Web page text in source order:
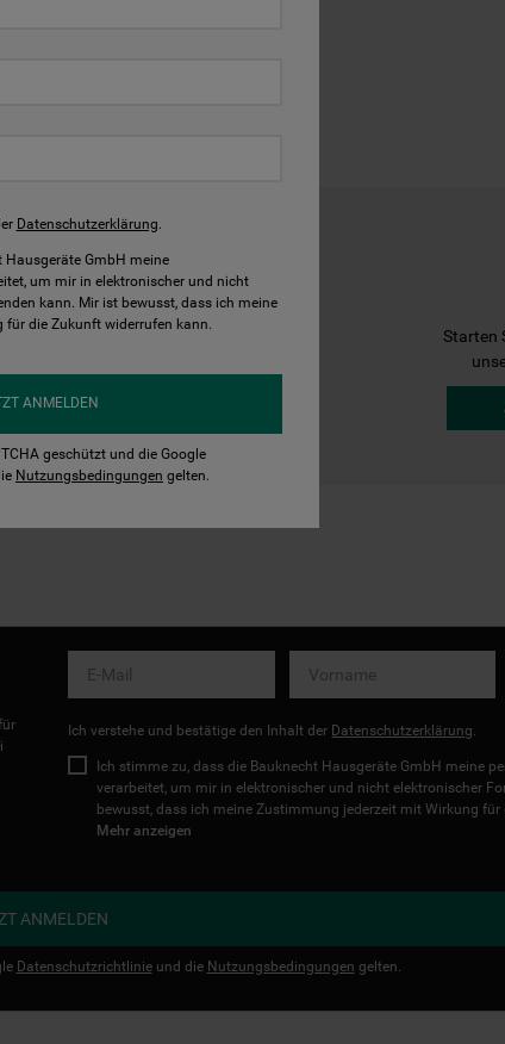
Kontakt
Starten
Ich verstehe und bestätige den Inhalt der Datenschutzerklärung
Ich stimme zu, dass die Bauknecht Hausgeräte GmbH meine
verarbeitet, um mir in elektronischer und nicht elektronischer
bewusst, dass ich meine Zustimmung jederzeit mit Wirkung für
Mehr anzeigen
ANMELDEN
Datenschutzrichtlinieund die Nutzungsbedingungen gelten.
Datenschutzerklärung.
Hausgeräte GmbH meine
um mir in elektronischer und nicht
kann. Mir ist bewusst, dass ich meine
die Zukunft widerrufen kann.
ANMELDEN
geschützt und die Google
Nutzungsbedingungen gelten.